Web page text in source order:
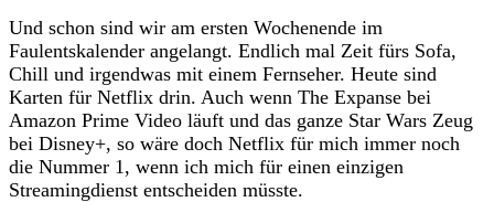
Und schon sind wir am ersten Wochenende im
Faulentskalender angelangt. Endlich mal Zeit fürs Sofa,
Chill und irgendwas mit einem Fernseher. Heute sind
Karten für Netflix drin. Auch wenn The Expanse bei
Amazon Prime Video läuft und das ganze Star Wars Zeug
bei Disney+, so wäre doch Netflix für mich immer noch
die Nummer 1, wenn ich mich für einen einzigen
Streamingdienst entscheiden müsste.